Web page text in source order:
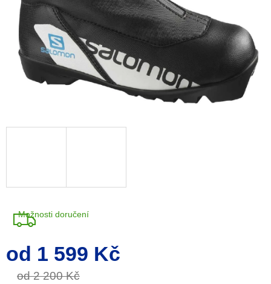
od 2 200 Kč
od 1 599 Kč
Měrná
cena:
Možnosti doručení